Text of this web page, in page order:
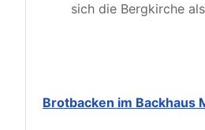
sich die Bergkirche
Brotbacken im Backhaus